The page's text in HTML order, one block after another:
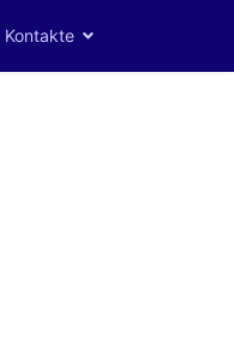
Kontakte